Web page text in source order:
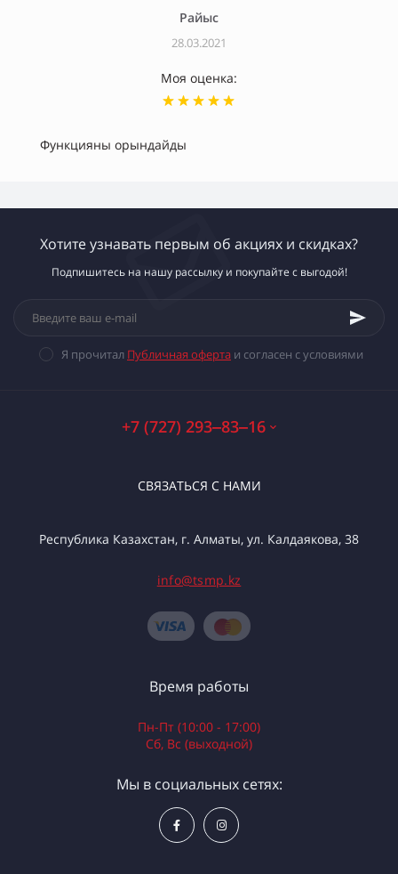
Райыс
28.03.2021
Моя оценка:
Функцияны орындайды
Хотите узнавать первым об акциях и скидках?
Подпишитесь на нашу рассылку и покупайте с выгодой!
Я прочитал Публичная оферта и согласен с условиями
+7 (727) 293‒83‒16
СВЯЗАТЬСЯ С НАМИ
Республика Казахстан, г. Алматы, ул. Калдаякова, 38
info@tsmp.kz
Время работы
Пн-Пт (10:00 - 17:00)
Сб, Вс (выходной)
Мы в социальных сетях: